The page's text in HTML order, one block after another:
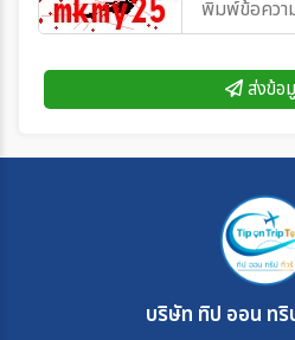
ส่งข้อ
บริษัท ทิป ออน ทริ